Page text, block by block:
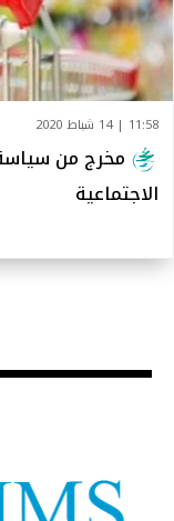
11:58 | 14 شباط 2020
مخرج من
الاجتماعية